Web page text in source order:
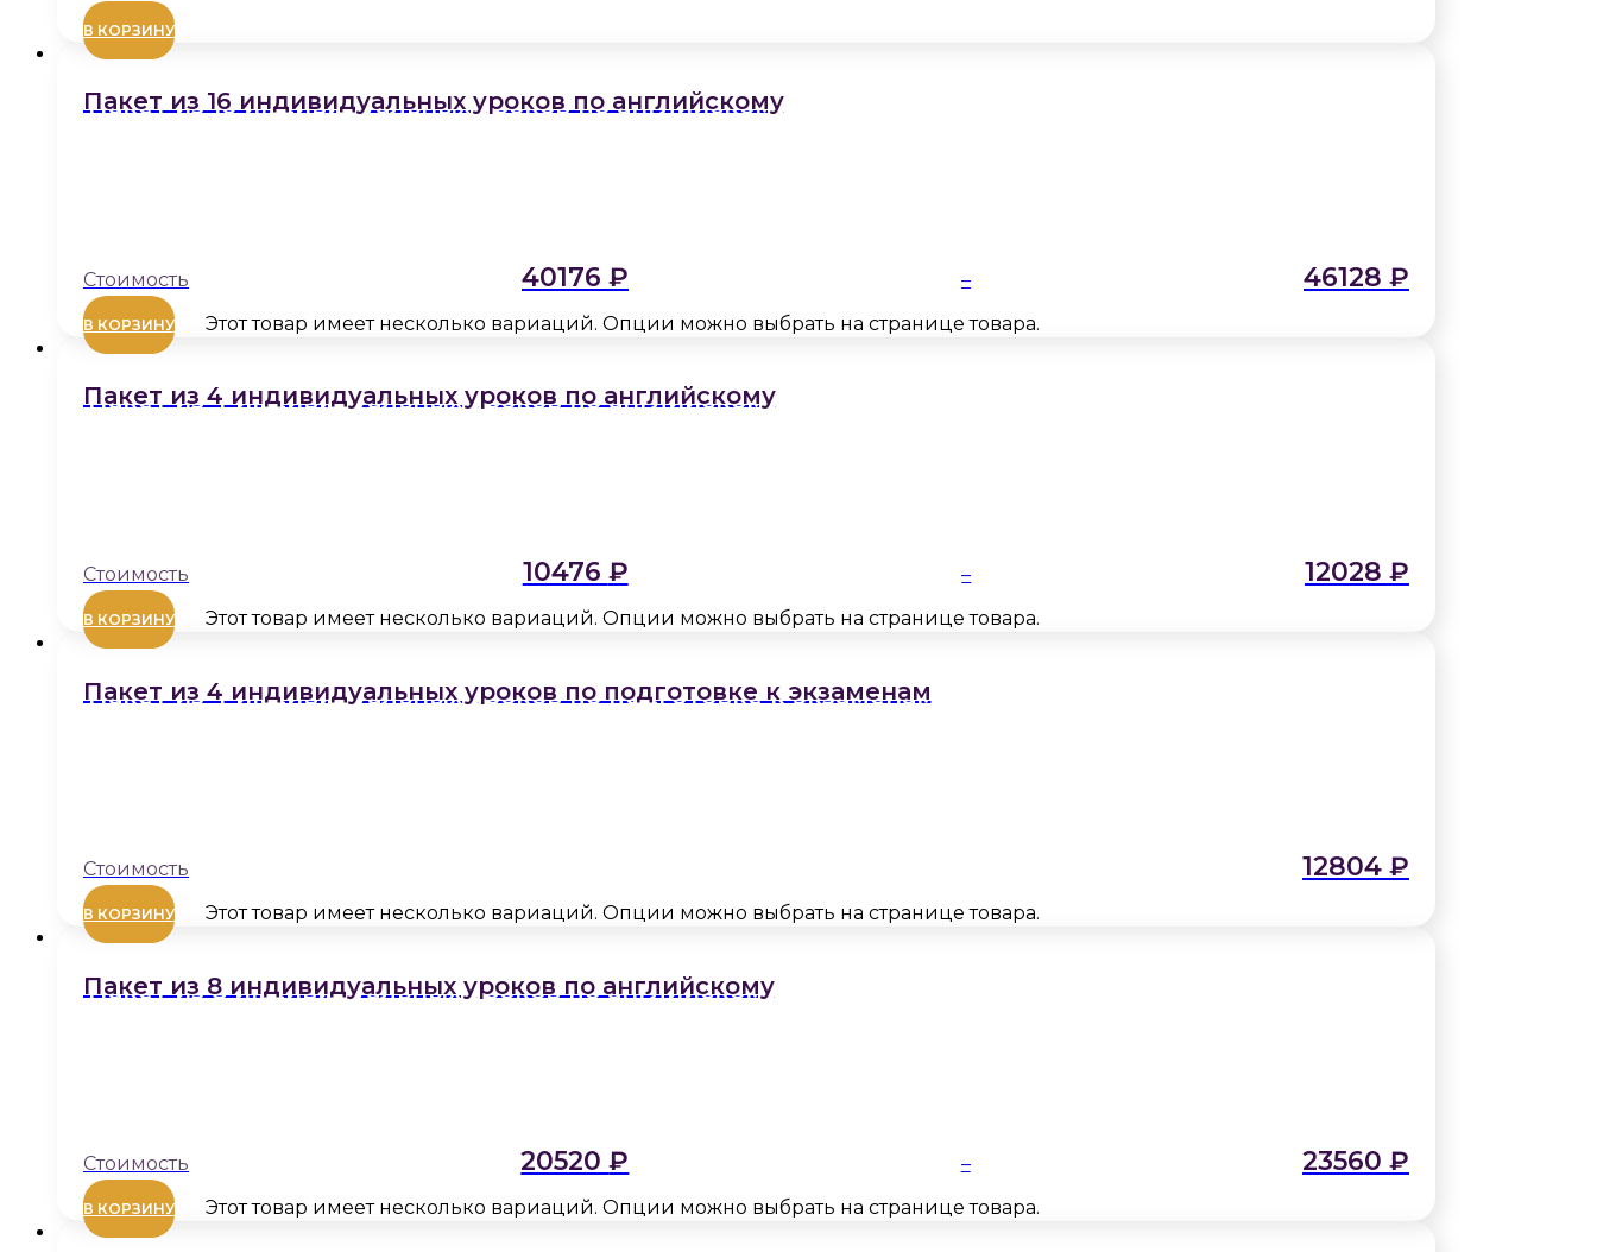
В КОРЗИНУ
Пакет из 16 индивидуальных уроков по английскому
40176 ₽ – 46128 ₽
В КОРЗИНУ Этот товар имеет несколько вариаций. Опции можно выбрать на странице товара.
Пакет из 4 индивидуальных уроков по английскому
10476 ₽ – 12028 ₽
В КОРЗИНУ Этот товар имеет несколько вариаций. Опции можно выбрать на странице товара.
Пакет из 4 индивидуальных уроков по подготовке к экзаменам
12804 ₽
В КОРЗИНУ Этот товар имеет несколько вариаций. Опции можно выбрать на странице товара.
Пакет из 8 индивидуальных уроков по английскому
20520₽ – 23560 ₽
В КОРЗИНУ Этот товар имеет несколько вариаций. Опции можно выбрать на странице товара.